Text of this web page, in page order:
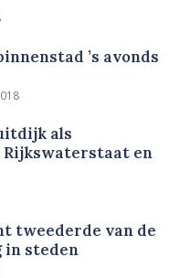
’s avonds
als
en
tweederde van de
in steden